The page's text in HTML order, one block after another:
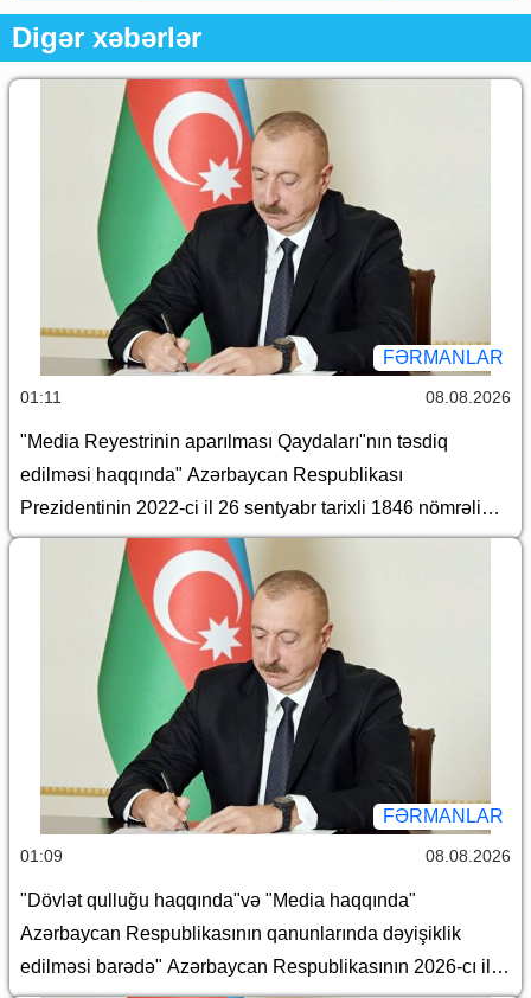
Digər xəbərlər
FƏRMANLAR
01:11 08.08.2026
"Media Reyestrinin aparılması Qaydaları"nın təsdiq
edilməsi haqqında" Azərbaycan Respublikası
Prezidentinin 2022-ci il 26 sentyabr tarixli 1846 nömrəli
Fərmanında dəyişiklik edilməsi barədə
FƏRMANLAR
01:09 08.08.2026
"Dövlət qulluğu haqqında"və "Media haqqında"
Azərbaycan Respublikasının qanunlarında dəyişiklik
edilməsi barədə" Azərbaycan Respublikasının 2026-cı il